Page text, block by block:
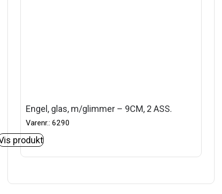
Engel, glas, m/glimmer – 9CM, 2 ASS.
Varenr.: 6290
produkt